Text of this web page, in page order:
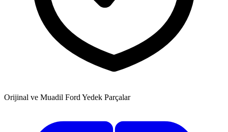
Orijinal ve Muadil Ford Yedek Parçalar